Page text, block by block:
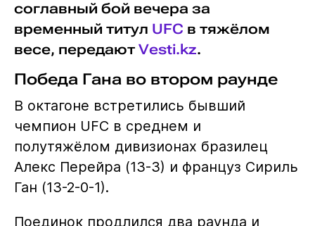
соглавный бой вечера за
временный титул UFC в тяжёлом
весе, передают Vesti.kz.
Победа Гана во втором раунде
В октагоне встретились бывший
чемпион UFC в среднем и
полутяжёлом дивизионах бразилец
Алекс Перейра (13-3) и француз Сириль
Ган (13-2-0-1).
Поединок продлился два раунда и